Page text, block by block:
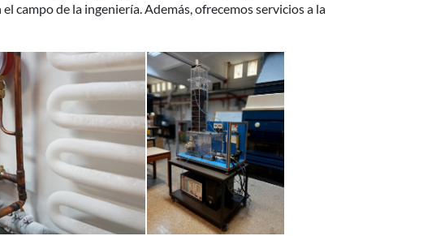
campo de la ingeniería. Además, ofrecemos servicios a la